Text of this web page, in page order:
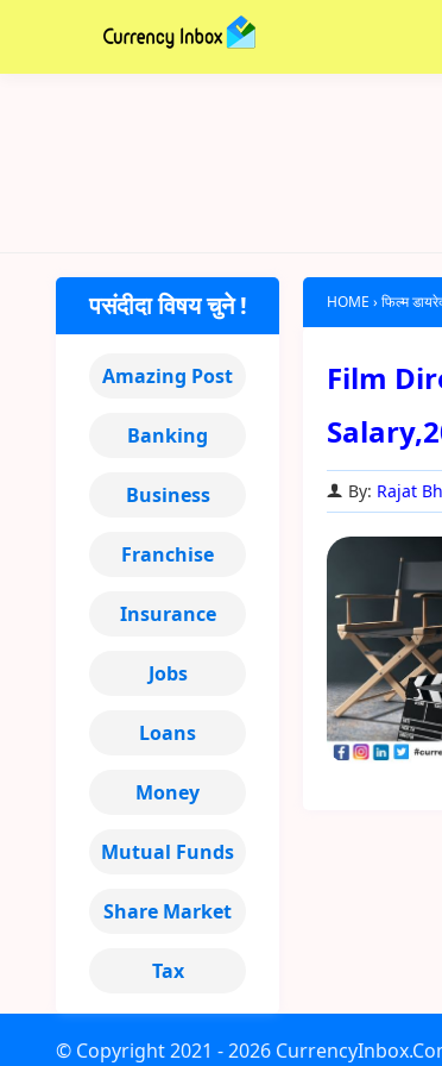
HOME ›फिल्म
Film
By: Rajat
पसंदीदा विषय चुने !
Amazing Post
Banking
Business
Franchise
Insurance
Jobs
Loans
Money
Mutual Funds
Share Market
Tax
© Copyright2021 - 2026